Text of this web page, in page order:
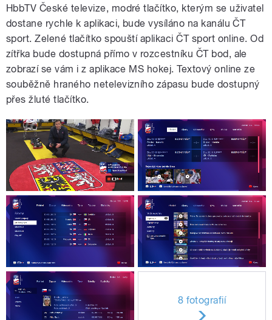
HbbTV České televize, modré tlačítko, kterým se uživatel
dostane rychle k aplikaci, bude vysíláno na kanálu ČT
sport. Zelené tlačítko spouští aplikaci ČT sport online. Od
zítřka bude dostupná přímo v rozcestníku ČT bod, ale
zobrazí se vám i z aplikace MS hokej. Textový online ze
souběžně hraného netelevizního zápasu bude dostupný
přes žluté tlačítko.
8 fotografií